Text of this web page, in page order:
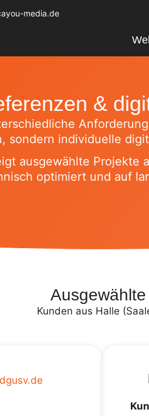
media.de
&
sondern individuelle
ausgewählte Projekte
optimiert und auf
Kunden aus Halle